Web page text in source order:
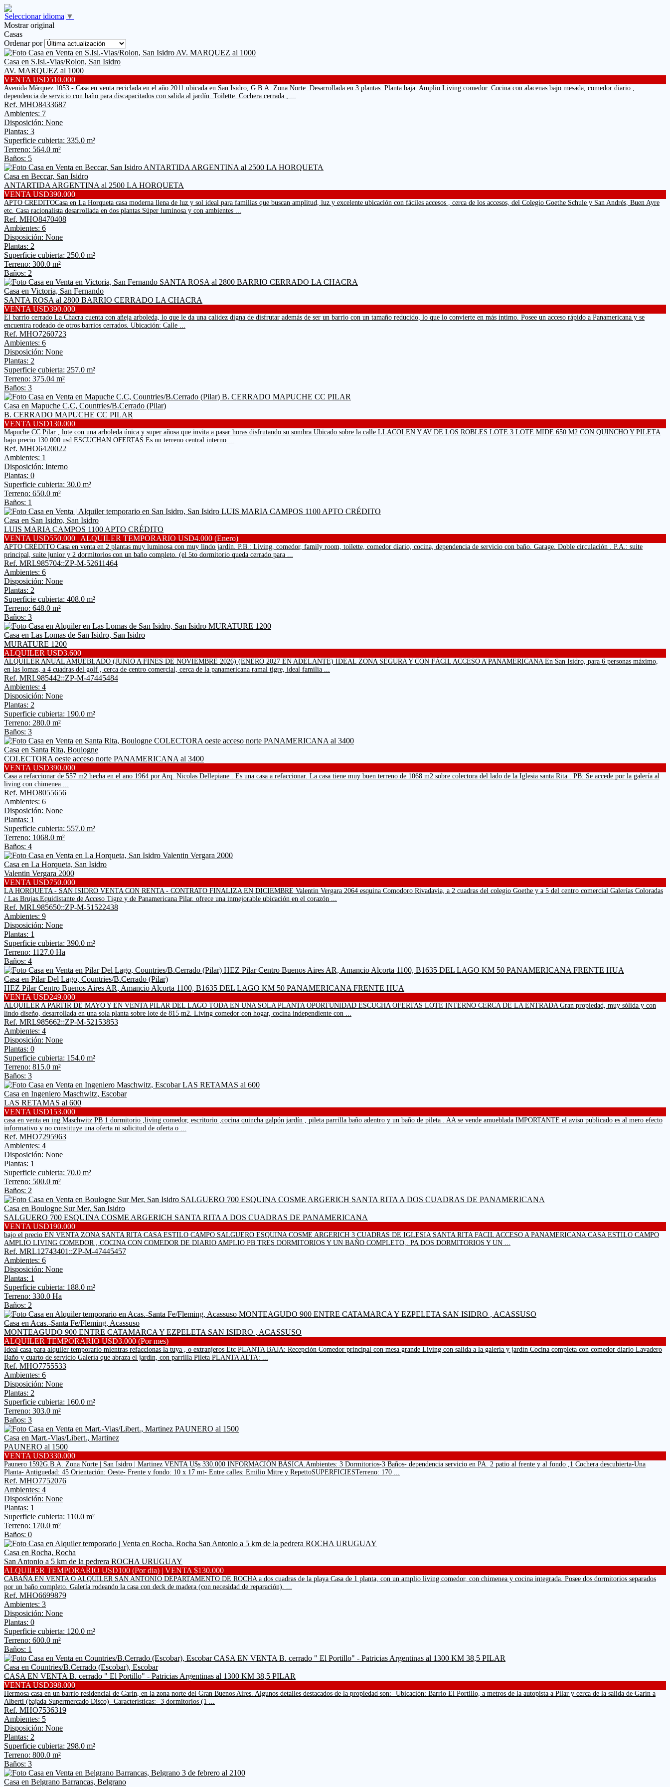
Seleccionar idioma ▼
Mostrar original
Casas
Ordenar por
Casa en S.Isi.-Vias/Rolon, San Isidro
AV. MARQUEZ al 1000
VENTA USD510.000
Avenida Márquez 1053.- Casa en venta reciclada en el año 2011 ubicada en San Isidro, G.B.A. Zona Norte. Desarrollada en 3 plantas. Planta baja: Amplio Living comedor. Cocina con alacenas bajo mesada, comedor diario ,
dependencia de servicio con baño para discapacitados con salida al jardín. Toilette. Cochera cerrada , ...
Ref. MHO8433687
Ambientes: 7
Disposición: None
Plantas: 3
Superficie cubierta: 335.0 m²
Terreno: 564.0 m²
Baños: 5
Casa en Beccar, San Isidro
ANTARTIDA ARGENTINA al 2500 LA HORQUETA
VENTA USD390.000
APTO CREDITOCasa en La Horqueta casa moderna llena de luz y sol ideal para familias que buscan amplitud, luz y excelente ubicación con fáciles accesos , cerca de los accesos, del Colegio Goethe Schule y San Andrés, Buen Ayre
etc. Casa racionalista desarrollada en dos plantas.Súper luminosa y con ambientes ...
Ref. MHO8470408
Ambientes: 6
Disposición: None
Plantas: 2
Superficie cubierta: 250.0 m²
Terreno: 300.0 m²
Baños: 2
Casa en Victoria, San Fernando
SANTA ROSA al 2800 BARRIO CERRADO LA CHACRA
VENTA USD390.000
El barrio cerrado La Chacra cuenta con añeja arboleda, lo que le da una calidez digna de disfrutar además de ser un barrio con un tamaño reducido, lo que lo convierte en más íntimo. Posee un acceso rápido a Panamericana y se
encuentra rodeado de otros barrios cerrados. Ubicación: Calle ...
Ref. MHO7260723
Ambientes: 6
Disposición: None
Plantas: 2
Superficie cubierta: 257.0 m²
Terreno: 375.04 m²
Baños: 3
Casa en Mapuche C.C, Countries/B.Cerrado (Pilar)
B. CERRADO MAPUCHE CC PILAR
VENTA USD130.000
Mapuche CC Pilar , lote con una arboleda única y super añosa que invita a pasar horas disfrutando su sombra.Ubicado sobre la calle LLACOLEN Y AV DE LOS ROBLES LOTE 3 LOTE MIDE 650 M2 CON QUINCHO Y PILETA
bajo precio 130.000 usd ESCUCHAN OFERTAS Es un terreno central interno ...
Ref. MHO6420022
Ambientes: 1
Disposición: Interno
Plantas: 0
Superficie cubierta: 30.0 m²
Terreno: 650.0 m²
Baños: 1
Casa en San Isidro, San Isidro
LUIS MARIA CAMPOS 1100 APTO CRÉDITO
VENTA USD550.000 | ALQUILER TEMPORARIO USD4.000 (Enero)
APTO CRÉDITO Casa en venta en 2 plantas muy luminosa con muy lindo jardín. P.B.: Living, comedor, family room, toilette, comedor diario, cocina, dependencia de servicio con baño. Garage. Doble circulación . P.A.: suite
principal, suite junior y 2 dormitorios con un baño completo. (el 5to dormitorio queda cerrado para ...
Ref. MRL985704::ZP-M-52611464
Ambientes: 6
Disposición: None
Plantas: 2
Superficie cubierta: 408.0 m²
Terreno: 648.0 m²
Baños: 3
Casa en Las Lomas de San Isidro, San Isidro
MURATURE 1200
ALQUILER USD3.600
ALQUILER ANUAL AMUEBLADO (JUNIO A FINES DE NOVIEMBRE 2026) (ENERO 2027 EN ADELANTE) IDEAL ZONA SEGURA Y CON FÁCIL ACCESO A PANAMERICANA En San Isidro, para 6 personas máximo,
en las lomas, a 4 cuadras del golf , cerca de centro comercial, cerca de la panamericana ramal tigre, ideal familia ...
Ref. MRL985442::ZP-M-47445484
Ambientes: 4
Disposición: None
Plantas: 2
Superficie cubierta: 190.0 m²
Terreno: 280.0 m²
Baños: 3
Casa en Santa Rita, Boulogne
COLECTORA oeste acceso norte PANAMERICANA al 3400
VENTA USD390.000
Casa a refaccionar de 557 m2 hecha en el ano 1964 por Arq. Nicolas Dellepiane . Es una casa a refaccionar. La casa tiene muy buen terreno de 1068 m2 sobre colectora del lado de la Iglesia santa Rita . PB: Se accede por la galería al
living con chimenea ...
Ref. MHO8055656
Ambientes: 6
Disposición: None
Plantas: 1
Superficie cubierta: 557.0 m²
Terreno: 1068.0 m²
Baños: 4
Casa en La Horqueta, San Isidro
Valentin Vergara 2000
VENTA USD750.000
LA HORQUETA - SAN ISIDRO VENTA CON RENTA - CONTRATO FINALIZA EN DICIEMBRE Valentin Vergara 2064 esquina Comodoro Rivadavia, a 2 cuadras del colegio Goethe y a 5 del centro comercial Galerías Coloradas
/ Las Brujas.Equidistante de Acceso Tigre y de Panamericana Pilar. ofrece una inmejorable ubicación en el corazón ...
Ref. MRL985650::ZP-M-51522438
Ambientes: 9
Disposición: None
Plantas: 1
Superficie cubierta: 390.0 m²
Terreno: 1127.0 Ha
Baños: 4
Casa en Pilar Del Lago, Countries/B.Cerrado (Pilar)
HEZ Pilar Centro Buenos Aires AR, Amancio Alcorta 1100, B1635 DEL LAGO KM 50 PANAMERICANA FRENTE HUA
VENTA USD249.000
ALQUILER A PARTIR DE MAYO Y EN VENTA PILAR DEL LAGO TODA EN UNA SOLA PLANTA OPORTUNIDAD ESCUCHA OFERTAS LOTE INTERNO CERCA DE LA ENTRADA Gran propiedad, muy sólida y con
lindo diseño, desarrollada en una sola planta sobre lote de 815 m2. Living comedor con hogar, cocina independiente con ...
Ref. MRL985662::ZP-M-52153853
Ambientes: 4
Disposición: None
Plantas: 0
Superficie cubierta: 154.0 m²
Terreno: 815.0 m²
Baños: 3
Casa en Ingeniero Maschwitz, Escobar
LAS RETAMAS al 600
VENTA USD153.000
casa en venta en ing Maschwitz PB 1 dormitorio ,living comedor, escritorio ,cocina quincha galpón jardín , pileta parrilla baño adentro y un baño de pileta . AA se vende amueblada IMPORTANTE el aviso publicado es al mero efecto
informativo y no constituye una oferta ni solicitud de oferta o ...
Ref. MHO7295963
Ambientes: 4
Disposición: None
Plantas: 1
Superficie cubierta: 70.0 m²
Terreno: 500.0 m²
Baños: 2
Casa en Boulogne Sur Mer, San Isidro
SALGUERO 700 ESQUINA COSME ARGERICH SANTA RITA A DOS CUADRAS DE PANAMERICANA
VENTA USD190.000
bajo el precio EN VENTA ZONA SANTA RITA CASA ESTILO CAMPO SALGUERO ESQUINA COSME ARGERICH 3 CUADRAS DE IGLESIA SANTA RITA FACIL ACCESO A PANAMERICANA CASA ESTILO CAMPO
AMPLIO LIVING COMEDOR , COCINA CON COMEDOR DE DIARIO AMPLIO PB TRES DORMITORIOS Y UN BAÑO COMPLETO,. PA DOS DORMITORIOS Y UN ...
Ref. MRL12743401::ZP-M-47445457
Ambientes: 6
Disposición: None
Plantas: 1
Superficie cubierta: 188.0 m²
Terreno: 330.0 Ha
Baños: 2
Casa en Acas.-Santa Fe/Fleming, Acassuso
MONTEAGUDO 900 ENTRE CATAMARCA Y EZPELETA SAN ISIDRO , ACASSUSO
ALQUILER TEMPORARIO USD3.000 (Por mes)
Ideal casa para alquiler temporario mientras refaccionas la tuya , o extranjeros Etc PLANTA BAJA: Recepción Comedor principal con mesa grande Living con salida a la galería y jardín Cocina completa con comedor diario Lavadero
Baño y cuarto de servicio Galería que abraza el jardín, con parrilla Pileta PLANTA ALTA: ...
Ref. MHO7755533
Ambientes: 6
Disposición: None
Plantas: 2
Superficie cubierta: 160.0 m²
Terreno: 303.0 m²
Baños: 3
Casa en Mart.-Vias/Libert., Martinez
PAUNERO al 1500
VENTA USD330.000
Paunero 1592G.B.A. Zona Norte | San Isidro | Martinez VENTA U$s 330.000 INFORMACIÓN BÁSICA.Ambientes: 3 Dormitorios-3 Baños- dependencia servicio en PA. 2 patio al frente y al fondo ,1 Cochera descubierta-Una
Planta- Antiguedad: 45 Orientación: Oeste- Frente y fondo: 10 x 17 mt- Entre calles: Emilio Mitre y RepettoSUPERFICIESTerreno: 170 ...
Ref. MHO7752076
Ambientes: 4
Disposición: None
Plantas: 1
Superficie cubierta: 110.0 m²
Terreno: 170.0 m²
Baños: 0
Casa en Rocha, Rocha
San Antonio a 5 km de la pedrera ROCHA URUGUAY
ALQUILER TEMPORARIO USD100 (Por dia) | VENTA $130.000
CABAÑA EN VENTA O ALQUILER SAN ANTONIO DEPARTAMENTO DE ROCHA a dos cuadras de la playa Casa de 1 planta, con un amplio living comedor, con chimenea y cocina integrada. Posee dos dormitorios separados
por un baño completo. Galería rodeando la casa con deck de madera (con necesidad de reparación). ...
Ref. MHO6699879
Ambientes: 3
Disposición: None
Plantas: 0
Superficie cubierta: 120.0 m²
Terreno: 600.0 m²
Baños: 1
Casa en Countries/B.Cerrado (Escobar), Escobar
CASA EN VENTA B. cerrado " El Portillo" - Patricias Argentinas al 1300 KM 38,5 PILAR
VENTA USD398.000
Hermosa casa en un barrio residencial de Garín, en la zona norte del Gran Buenos Aires. Algunos detalles destacados de la propiedad son:- Ubicación: Barrio El Portillo, a metros de la autopista a Pilar y cerca de la salida de Garín a
Alberti (bajada Supermercado Disco)- Características:- 3 dormitorios (1 ...
Ref. MHO7536319
Ambientes: 5
Disposición: None
Plantas: 2
Superficie cubierta: 298.0 m²
Terreno: 800.0 m²
Baños: 3
Casa en Belgrano Barrancas, Belgrano